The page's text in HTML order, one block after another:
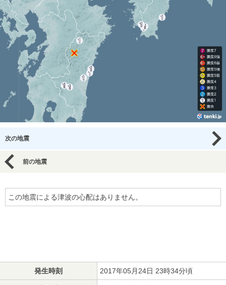
次の地震
前の地震
この地震による津波の心配はありません。
発生時刻 2017年05月24日 23時34分頃